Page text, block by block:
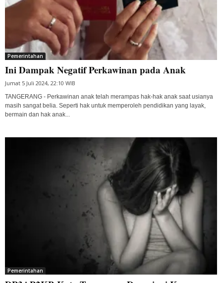
Pemerintahan
Ini Dampak Negatif Perkawinan pada Anak
Jumat 5 Juli 2024, 22:10 WIB
TANGERANG - Perkawinan anak telah merampas hak-hak anak saat usianya
masih sangat belia. Seperti hak untuk memperoleh pendidikan yang layak,
bermain dan hak anak...
Pemerintahan